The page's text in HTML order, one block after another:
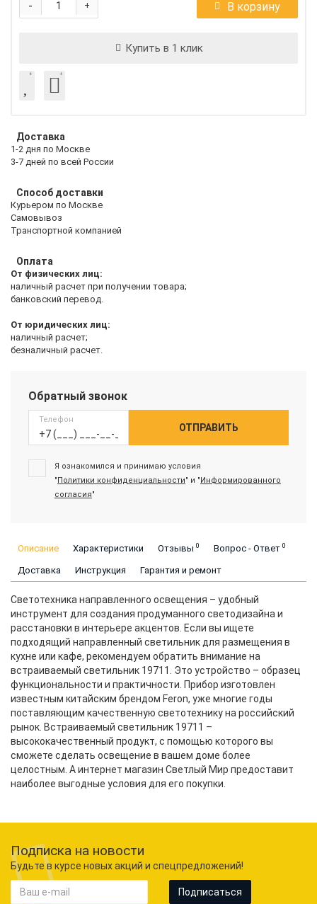
+
- В корзину
Купить в 1 клик
Доставка
1-2 дня по Москве
3-7 дней по всей России
Способ доставки
Курьером по Москве
Самовывоз
Транспортной компанией
Оплата
От физических лиц:
наличный расчет при получении товара;
банковский перевод.
От юридических лиц:
наличный расчет;
безналичный расчет.
Обратный звонок
Телефон
ОТПРАВИТЬ
Я ознакомился и принимаю условия
"Политики конфиденциальности" и "Информированного
согласия"
Описание Характеристики Отзывы 0 Вопрос - Ответ 0
Доставка Инструкция Гарантия и ремонт
Светотехника направленного освещения – удобный
инструмент для создания продуманного светодизайна и
расстановки в интерьере акцентов. Если вы ищете
подходящий направленный светильник для размещения в
кухне или кафе, рекомендуем обратить внимание на
встраиваемый светильник 19711. Это устройство – образец
функциональности и практичности. Прибор изготовлен
известным китайским брендом Feron, уже многие годы
поставляющим качественную светотехнику на российский
рынок. Встраиваемый светильник 19711 –
высококачественный продукт, с помощью которого вы
сможете сделать освещение в вашем доме более
целостным. А интернет магазин Светлый Мир предоставит
наиболее выгодные условия для его покупки.
Подписка на новости
Будьте в курсе новых акций и спецпредложений!
Подписаться